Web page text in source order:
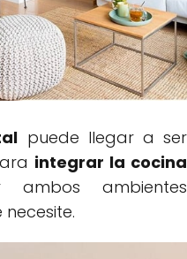
puede llegar a ser
integrar la cocina
ambientes